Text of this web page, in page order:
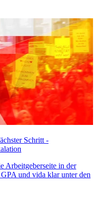
Schritt -
Arbeitgeberseite in der
und vida klar unter den